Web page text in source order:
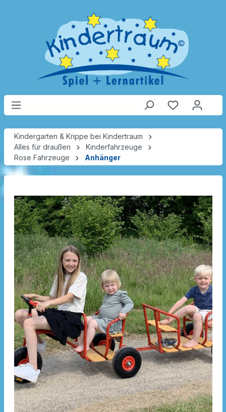
Kindergarten & Krippe bei Kindertraum
Alles für draußen
Kinderfahrzeuge
Rose Fahrzeuge
Anhänger